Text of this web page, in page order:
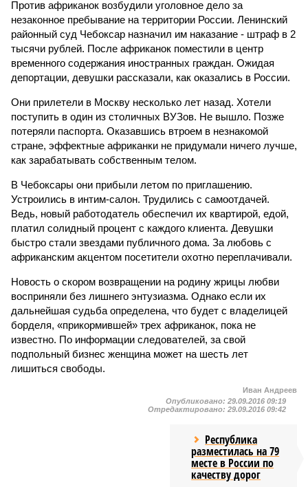
Против африканок возбудили уголовное дело за
незаконное пребывание на территории России. Ленинский
районный суд Чебоксар назначил им наказание - штраф в 2
тысячи рублей. После африканок поместили в центр
временного содержания иностранных граждан. Ожидая
депортации, девушки рассказали, как оказались в России.
Они прилетели в Москву несколько лет назад. Хотели
поступить в один из столичных ВУЗов. Не вышло. Позже
потеряли паспорта. Оказавшись втроем в незнакомой
стране, эффектные африканки не придумали ничего лучше,
как зарабатывать собственным телом.
В Чебоксары они прибыли летом по приглашению.
Устроились в интим-салон. Трудились с самоотдачей.
Ведь, новый работодатель обеспечил их квартирой, едой,
платил солидный процент с каждого клиента. Девушки
быстро стали звездами публичного дома. За любовь с
африканским акцентом посетители охотно переплачивали.
Новость о скором возвращении на родину жрицы любви
восприняли без лишнего энтузиазма. Однако если их
дальнейшая судьба определена, что будет с владелицей
борделя, «прикормившей» трех африканок, пока не
известно. По информации следователей, за свой
подпольный бизнес женщина может на шесть лет
лишиться свободы.
Иван Андреев
Опубликовано: 29.09.2016 09:19
Отредактировано: 29.09.2016 09:42
Республика
разместилась на 79
месте в России по
качеству дорог